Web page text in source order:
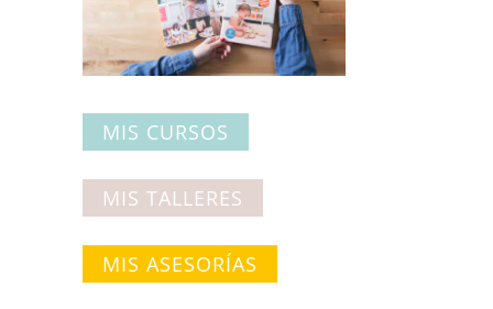
MIS CURSOS
MIS TALLERES
MIS ASESORÍAS